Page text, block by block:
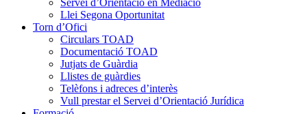
Llei Segona Oportunitat
Torn d’Ofici
Circulars TOAD
Documentació TOAD
Jutjats de Guàrdia
Llistes de guàrdies
Telèfons i adreces d’interès
Vull prestar el Servei d’Orientació Jurídica